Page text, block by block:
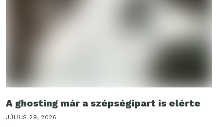
A ghosting már a szépségipart is elérte
JÚLIUS 29, 2026